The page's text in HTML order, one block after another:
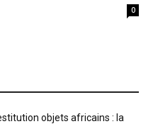
0
objets africains : la